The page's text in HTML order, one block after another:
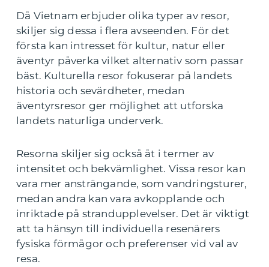
Då Vietnam erbjuder olika typer av resor,
skiljer sig dessa i flera avseenden. För det
första kan intresset för kultur, natur eller
äventyr påverka vilket alternativ som passar
bäst. Kulturella resor fokuserar på landets
historia och sevärdheter, medan
äventyrsresor ger möjlighet att utforska
landets naturliga underverk.
Resorna skiljer sig också åt i termer av
intensitet och bekvämlighet. Vissa resor kan
vara mer ansträngande, som vandringsturer,
medan andra kan vara avkopplande och
inriktade på strandupplevelser. Det är viktigt
att ta hänsyn till individuella resenärers
fysiska förmågor och preferenser vid val av
resa.